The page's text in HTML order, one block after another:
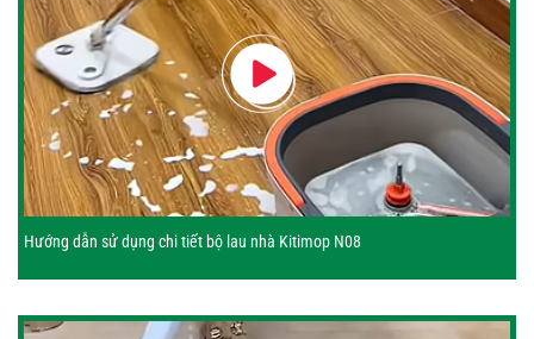
Hướng dẫn sử dụng chi tiết bộ lau nhà Kitimop N08